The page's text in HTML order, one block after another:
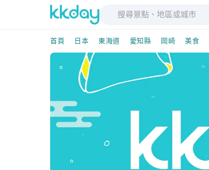
首頁 日本 東海道 愛知縣 岡崎 美食